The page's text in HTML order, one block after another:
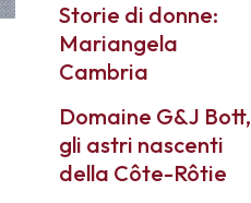
Storie di donne:
Mariangela
Cambria
Domaine G&J Bott,
gli astri nascenti
della Côte-Rôtie